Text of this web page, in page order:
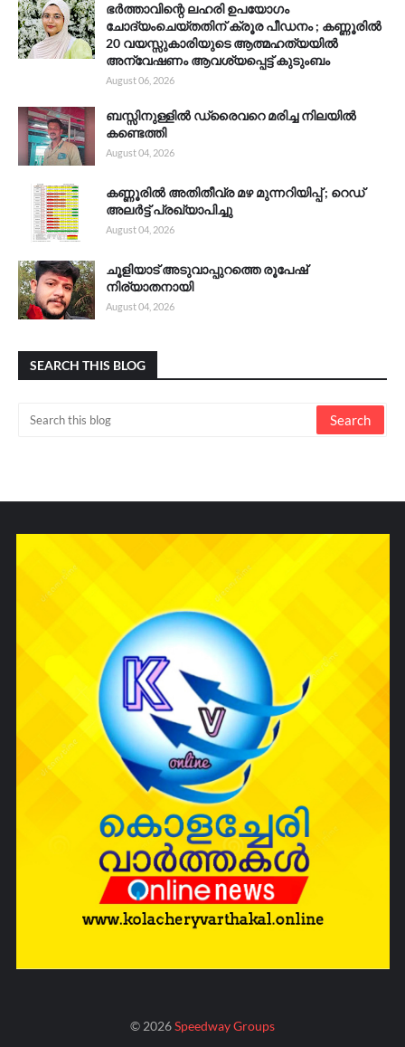
ഭർത്താവിന്റെ ലഹരി ഉപയോഗം
ചോദ്യംചെയ്തതിന് ക്രൂര പീഡനം ; കണ്ണൂരിൽ
20 വയസ്സുകാരിയുടെ ആത്മഹത്യയിൽ
അന്വേഷണം ആവശ്യപ്പെട്ട് കുടുംബം
August 06, 2026
ബസ്സിനുള്ളിൽ ഡ്രൈവറെ മരിച്ച നിലയിൽ
കണ്ടെത്തി
August 04, 2026
കണ്ണൂരിൽ അതിതീവ്ര മഴ മുന്നറിയിപ്പ് ; റെഡ്
അലർട്ട് പ്രഖ്യാപിച്ചു
August 04, 2026
ചൂളിയാട് അടുവാപ്പുറത്തെ രൂപേഷ്
നിര്യാതനായി
August 04, 2026
SEARCH THIS BLOG
©2026Speedway Groups